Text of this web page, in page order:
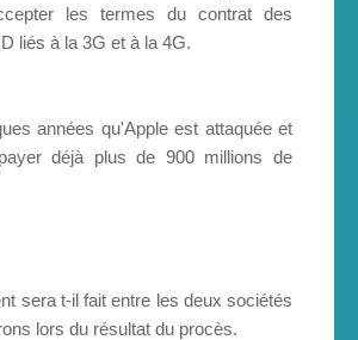
les termes du contrat des
liés à la 3G et à la 4G.
années qu'Apple est attaquée et
déjà plus de 900 millions de
sera t-il fait entre les deux sociétés
lors du résultat du procès.